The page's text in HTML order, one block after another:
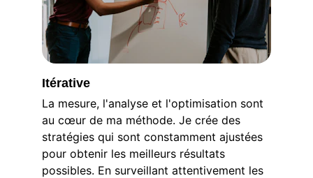
Itérative
La mesure, l'analyse et l'optimisation sont
au cœur de ma méthode. Je crée des
stratégies qui sont constamment ajustées
pour obtenir les meilleurs résultats
possibles. En surveillant attentivement les